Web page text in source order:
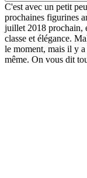
C'est avec un petit
prochaines figurines
juillet 2018 prochain,
classe et élégance.
le moment, mais il y
même. On vous dit